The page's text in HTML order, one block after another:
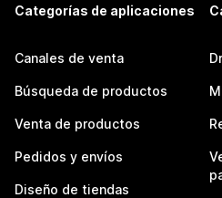
Categorías de aplicaciones
Canales de venta
Búsqueda de productos
Venta de productos
Pedidos y envíos
Diseño de tiendas